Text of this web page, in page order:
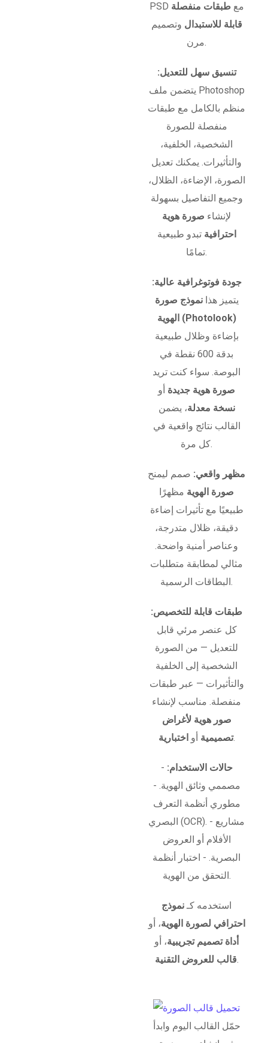
PSD معطبقات منفصلة
قابلة للاستبدال وتصميم
مرن.
تنسيق سهل للتعديل:
يتضمن ملف Photoshop
منظم بالكامل مع طبقات
منفصلة للصورة
الشخصية، الخلفية،
والتأثيرات. يمكنك تعديل
الصورة، الإضاءة، الظلال،
وجميع التفاصيل بسهولة
لإنشاء صورة هوية
احترافية تبدو طبيعية
تمامًا.
جودة فوتوغرافية عالية:
يتميز هذانموذج صورة
الهوية (Photolook)
بإضاءة وظلال طبيعية
بدقة 600 نقطة في
البوصة. سواء كنت تريد
صورة هوية جديدة أو
نسخة معدلة، يضمن
القالب نتائج واقعية في
كل مرة.
مظهر واقعي: صمم ليمنح
صورة الهوية مظهرًا
طبيعيًا مع تأثيرات إضاءة
دقيقة، ظلال متدرجة،
وعناصر أمنية واضحة.
مثالي لمطابقة متطلبات
البطاقات الرسمية.
طبقات قابلة للتخصيص:
كل عنصر مرئي قابل
للتعديل — من الصورة
الشخصية إلى الخلفية
والتأثيرات — عبر طبقات
منفصلة. مناسب لإنشاء
صور هوية لأغراض
تصميمية أو اختبارية .
حالات الاستخدام: -
مصممي وثائق الهوية. -
مطوري أنظمة التعرف
البصري (OCR). - مشاريع
الأفلام أو العروض
البصرية. - اختبار أنظمة
التحقق من الهوية.
استخدمه كـنموذج
احترافي لصورة الهوية، أو
أداة تصميم تجريبية، أو
قالب للعروض التقنية.
حمّل القالب اليوم وابدأ